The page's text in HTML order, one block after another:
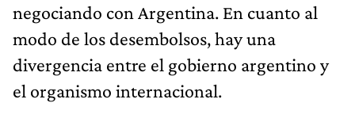
negociando con Argentina. En cuanto al
modo de los desembolsos, hay una
divergencia entre el gobierno argentino y
el organismo internacional.